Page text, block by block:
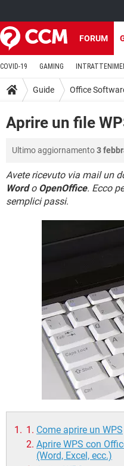
FORUM
COVID-19 GAMING
Guide Office
Aprire un file
Ultimo aggiornamento3
Avete ricevuto via mail un
Wordo OpenOffice. Ecco
semplici passi.
Come aprire un WPS
Aprire WPS con
(Word, Excel, ecc.)